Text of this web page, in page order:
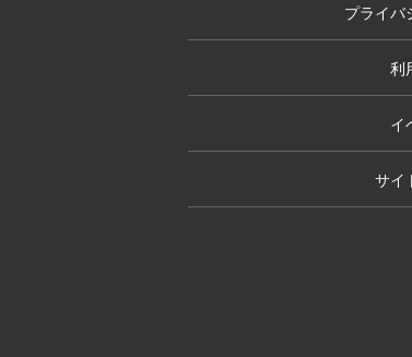
プライバ
利
イ
サイ